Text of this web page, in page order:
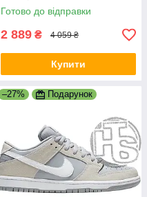
Готово до відправки
2 889 ₴ 4 059 ₴
Купити
–27% Подарунок